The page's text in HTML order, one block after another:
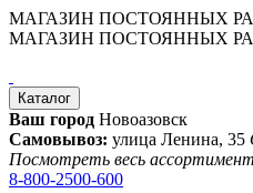
МАГАЗИН ПОСТОЯННЫХ
МАГАЗИН ПОСТОЯННЫХ
Каталог
Ваш город Новоазовск
Самовывоз: улица Ленина, 35
Посмотреть весь
8-800-2500-600